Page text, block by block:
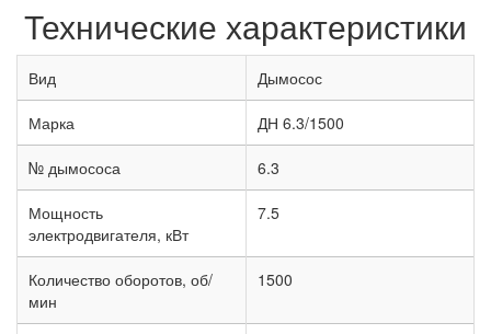
Технические характеристики
Вид Дымосос
Марка ДН 6.3/1500
№ дымососа 6.3
Мощность
электродвигателя, кВт
7.5
Количество оборотов, об/
мин
1500